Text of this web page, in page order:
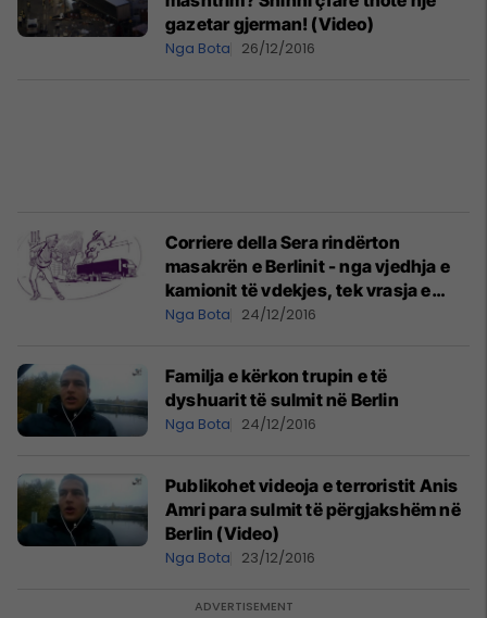
gazetar gjerman! (Video)
Nga Bota 26/12/2016
Corriere della Sera rindërton
masakrën e Berlinit - nga vjedhja e
kamionit të vdekjes, tek vrasja e
terroristit (Foto)
Nga Bota 24/12/2016
Familja e kërkon trupin e të
dyshuarit të sulmit në Berlin
Nga Bota 24/12/2016
Publikohet videoja e terroristit Anis
Amri para sulmit të përgjakshëm në
Berlin (Video)
Nga Bota 23/12/2016